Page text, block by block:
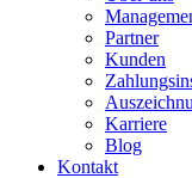
Partner
Kunden
Karriere
Blog
Kontakt